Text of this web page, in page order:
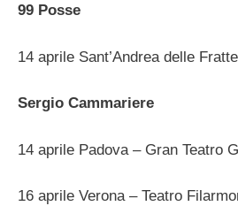
99 Posse
14 aprile Sant’Andrea delle
Sergio Cammariere
14 aprile Padova – Gran Teatro
16 aprile Verona – Teatro